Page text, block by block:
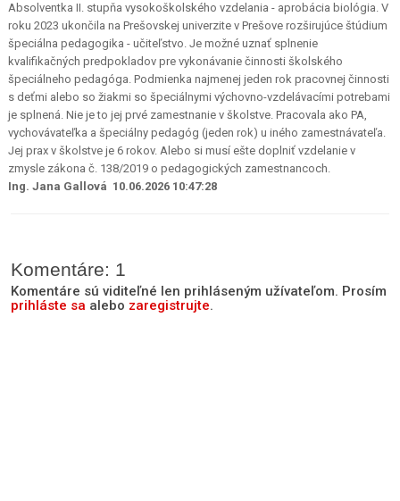
Absolventka II. stupňa vysokoškolského vzdelania - aprobácia biológia. V
roku 2023 ukončila na Prešovskej univerzite v Prešove rozširujúce štúdium
špeciálna pedagogika - učiteľstvo. Je možné uznať splnenie
kvalifikačných predpokladov pre vykonávanie činnosti školského
špeciálneho pedagóga. Podmienka najmenej jeden rok pracovnej činnosti
s deťmi alebo so žiakmi so špeciálnymi výchovno-vzdelávacími potrebami
je splnená. Nie je to jej prvé zamestnanie v školstve. Pracovala ako PA,
vychovávateľka a špeciálny pedagóg (jeden rok) u iného zamestnávateľa.
Jej prax v školstve je 6 rokov. Alebo si musí ešte doplniť vzdelanie v
zmysle zákona č. 138/2019 o pedagogických zamestnancoch.
Ing. Jana Gallová 10.06.2026 10:47:28
Komentáre: 1
Komentáre sú viditeľné len prihláseným užívateľom. Prosím
prihláste sa alebo zaregistrujte.